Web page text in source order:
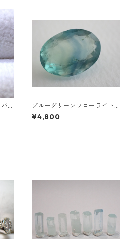
パ
ブルーグリーンフローライト
オーバルカットルース 10.2ct
15.4mm*11.1mm*8.0mm
¥4,800